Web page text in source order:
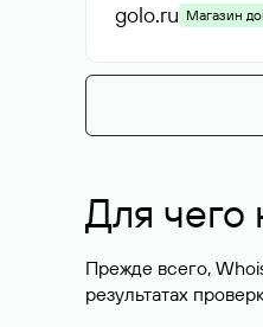
golo.ru Магазин
Для чего
Прежде всего,
результатах